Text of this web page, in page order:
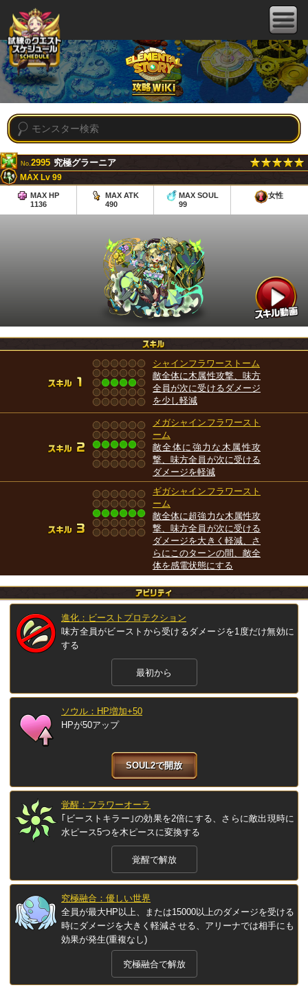
No.2995 究極グラーニア
MAX Lv 99
MAX HP
1136
MAX ATK
490
MAX SOUL
99
女性
シャインフラワーストーム
敵全体に木属性攻撃、味方
全員が次に受けるダメージ
を少し軽減
メガシャインフラワースト
ーム
敵全体に強力な木属性攻
撃、味方全員が次に受ける
ダメージを軽減
ギガシャインフラワースト
ーム
敵全体に超強力な木属性攻
撃、味方全員が次に受ける
ダメージを大きく軽減、さ
らにこのターンの間、敵全
体を感電状態にする
進化：ビーストプロテクション
味方全員がビーストから受けるダメージを1度だけ無効に
する
最初から
ソウル：HP増加+50
HPが50アップ
SOUL2で開放
覚醒：フラワーオーラ
｢ビーストキラー｣の効果を2倍にする、さらに敵出現時に
水ピース5つを木ピースに変換する
覚醒で解放
究極融合：優しい世界
全員が最大HP以上、または15000以上のダメージを受ける
時にダメージを大きく軽減させる、アリーナでは相手にも
効果が発生(重複なし)
究極融合で解放